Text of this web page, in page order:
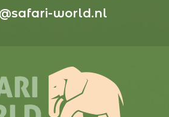
world.nl